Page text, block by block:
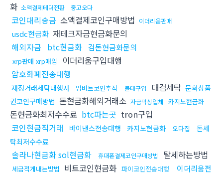
화 소액결제테더전환 중고오다
코인대리송금 소액결제코인구매방법 이더리움판매
usdc현금화 재테크자금현금화문의
해외자금 btc현금화 검돈현금화문의
xrp판매 xrp매입
이더리움구입대행
암호화폐전송대행
재정거래세탁대행사 업비트코인추적 블테구입 대검세탁 문화상품
권코인구매방법 돈현금화해외거래소 자금믹싱업체 카지노현금화
돈현금화최저수수료 btc파는곳 tron구입
코인현금직거래
바이낸스전송대행 카지노현금화 오다집
돈세
탁최저수수료
솔라나현금화 sol현금화 휴대폰결제코인구매방법 탈세하는방법
세금적게내는방법 비트코인현금화 파이코인전송대행
이더리움전